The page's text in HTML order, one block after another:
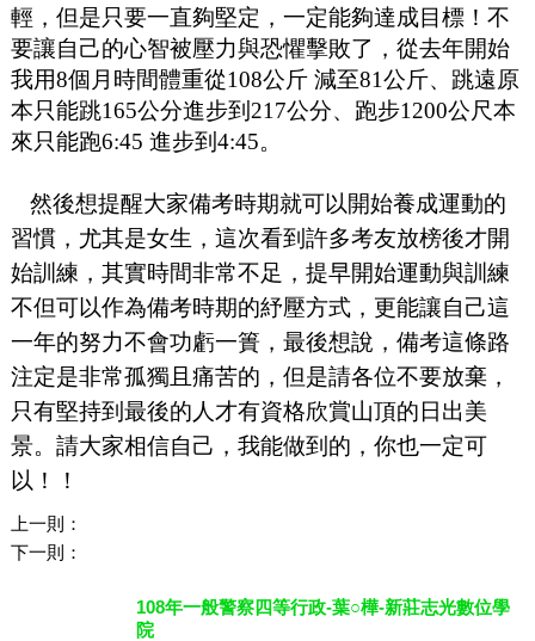
輕，但是只要一直夠堅定，一定能夠達成目標！不
要讓自己的心智被壓力與恐懼擊敗了，從去年開始
我用8個月時間體重從108公斤 減至81公斤、跳遠原
本只能跳165公分進步到217公分、跑步1200公尺本
來只能跑6:45 進步到4:45。
然後想提醒大家備考時期就可以開始養成運動的
習慣，尤其是女生，這次看到許多考友放榜後才開
始訓練，其實時間非常不足，提早開始運動與訓練
不但可以作為備考時期的紓壓方式，更能讓自己這
一年的努力不會功虧一簣，最後想說，備考這條路
注定是非常孤獨且痛苦的，但是請各位不要放棄，
只有堅持到最後的人才有資格欣賞山頂的日出美
景。請大家相信自己，我能做到的，你也一定可
以！！
上一則：
下一則：
108年一般警察四等行政-葉○樺-新莊志光數位學
院